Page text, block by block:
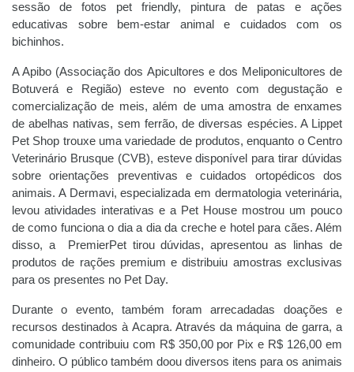
sessão de fotos pet friendly, pintura de patas e ações
educativas sobre bem-estar animal e cuidados com os
bichinhos.
A Apibo (Associação dos Apicultores e dos Meliponicultores de
Botuverá e Região) esteve no evento com degustação e
comercialização de meis, além de uma amostra de enxames
de abelhas nativas, sem ferrão, de diversas espécies. A Lippet
Pet Shop trouxe uma variedade de produtos, enquanto o Centro
Veterinário Brusque (CVB), esteve disponível para tirar dúvidas
sobre orientações preventivas e cuidados ortopédicos dos
animais. A Dermavi, especializada em dermatologia veterinária,
levou atividades interativas e a Pet House mostrou um pouco
de como funciona o dia a dia da creche e hotel para cães. Além
disso, a PremierPet tirou dúvidas, apresentou as linhas de
produtos de rações premium e distribuiu amostras exclusivas
para os presentes no Pet Day.
Durante o evento, também foram arrecadadas doações e
recursos destinados à Acapra. Através da máquina de garra, a
comunidade contribuiu com R$ 350,00 por Pix e R$ 126,00 em
dinheiro. O público também doou diversos itens para os animais